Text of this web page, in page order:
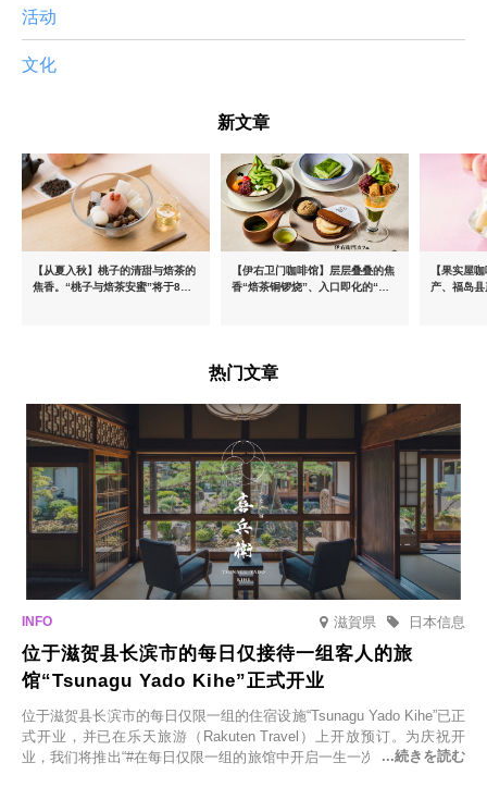
活动
文化
新文章
【从夏入秋】桃子的清甜与焙茶的
焦香。“桃子与焙茶安蜜”将于8月
【伊右卫门咖啡馆】层层叠叠的焦
香“焙茶铜锣烧”、入口即化的“宇
【果实屋
产、福岛
热门文章
滋賀県 日本信息
位于滋贺县长滨市的每日仅接待一组客人的旅
馆“Tsunagu Yado Kihe”正式开业
位于滋贺县长滨市的每日仅限一组的住宿设施“Tsunagu Yado Kihe”已正
式开业，并已在乐天旅游（Rakuten Travel）上开放预订。为庆祝开
业，我们将推出“#在每日仅限一组的旅馆中开启一生一次的回忆之旅”活